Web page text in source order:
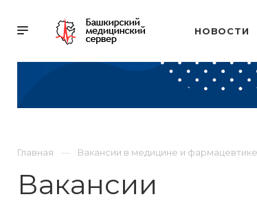
НОВОСТИ
Главная Вакансии в медицине и
Вакансии